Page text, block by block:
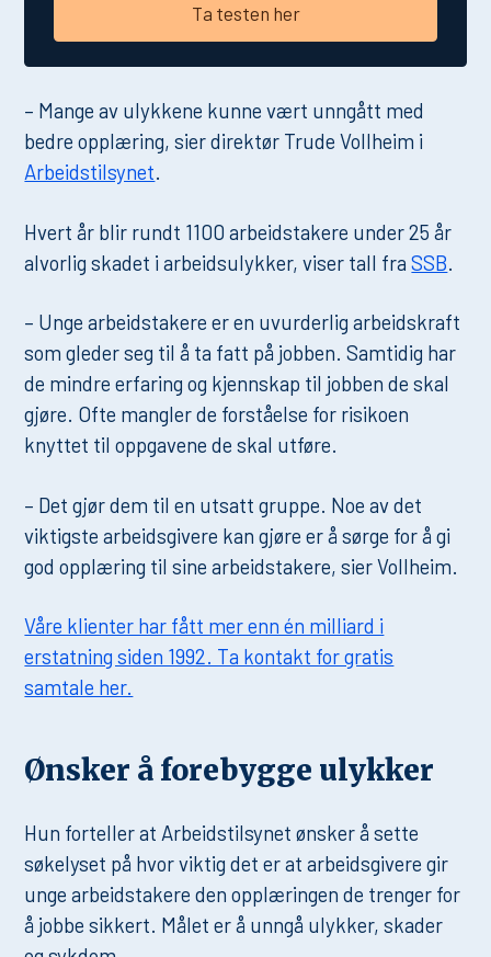
Ta testen her
– Mange av ulykkene kunne vært unngått med
bedre opplæring, sier direktør Trude Vollheim i
Arbeidstilsynet.
Hvert år blir rundt 1100 arbeidstakere under 25 år
alvorlig skadet i arbeidsulykker, viser tall fraSSB.
– Unge arbeidstakere er en uvurderlig arbeidskraft
som gleder seg til å ta fatt på jobben. Samtidig har
de mindre erfaring og kjennskap til jobben de skal
gjøre. Ofte mangler de forståelse for risikoen
knyttet til oppgavene de skal utføre.
– Det gjør dem til en utsatt gruppe. Noe av det
viktigste arbeidsgivere kan gjøre er å sørge for å gi
god opplæring til sine arbeidstakere, sier Vollheim.
Våre klienter har fått mer enn én milliard i
erstatning siden 1992. Ta kontakt for gratis
samtale her.
Ønsker å forebygge ulykker
Hun forteller at Arbeidstilsynet ønsker å sette
søkelyset på hvor viktig det er at arbeidsgivere gir
unge arbeidstakere den opplæringen de trenger for
å jobbe sikkert. Målet er å unngå ulykker, skader